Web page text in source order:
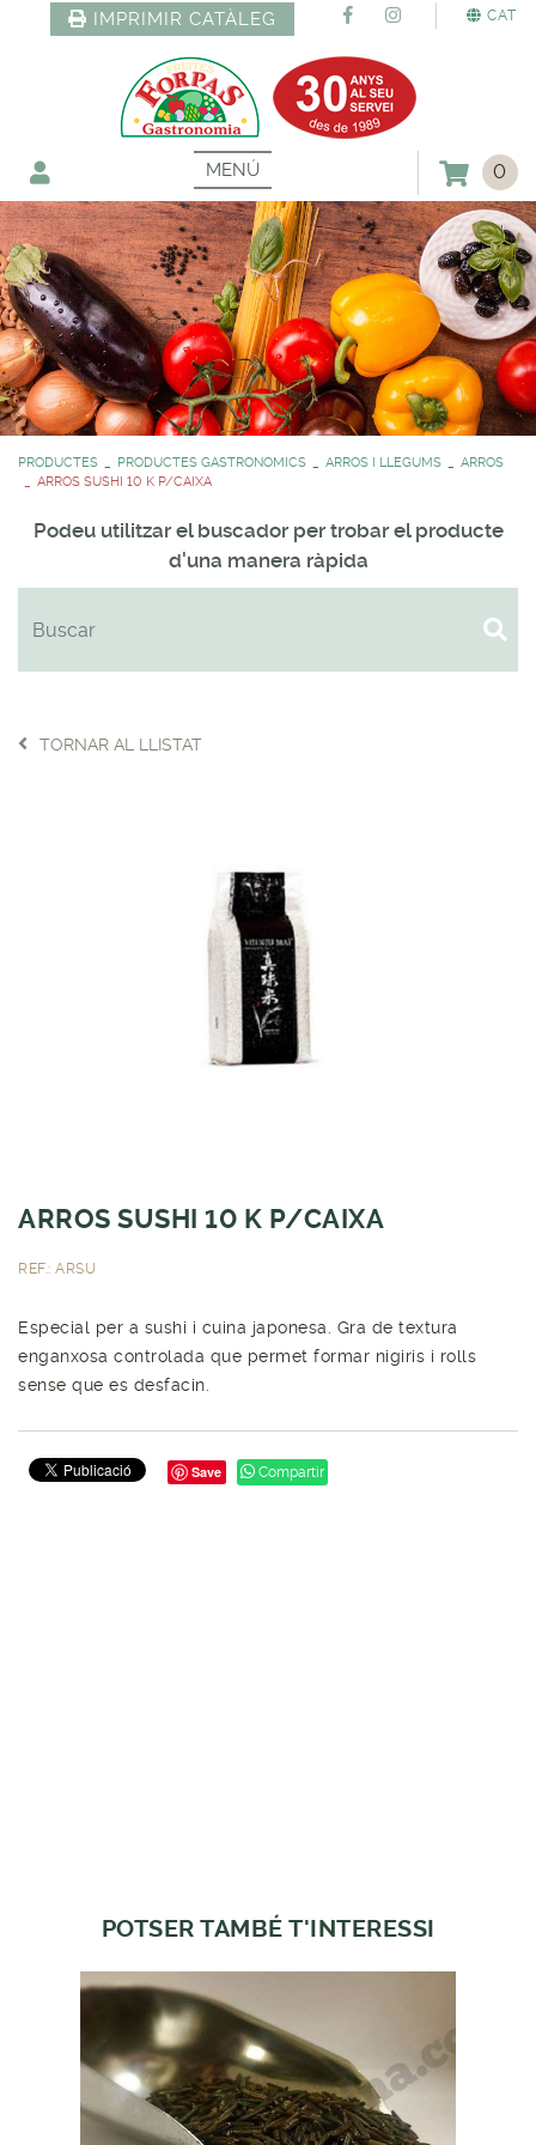
CAT
IMPRIMIR CATÀLEG
MENÚ 0
PRODUCTES PRODUCTES GASTRONOMICS ARROS I LLEGUMS
ARROS
ARROS SUSHI 10 K P/CAIXA
Podeu utilitzar el buscador per trobar el producte
d'una manera ràpida
TORNAR AL LLISTAT
ARROS SUSHI 10 K P/CAIXA
REF.: ARSU
Especial per a sushi i cuina japonesa. Gra de textura
enganxosa controlada que permet formar nigiris i rolls
sense que es desfacin.
Save Compartir
POTSER TAMBÉ T'INTERESSI